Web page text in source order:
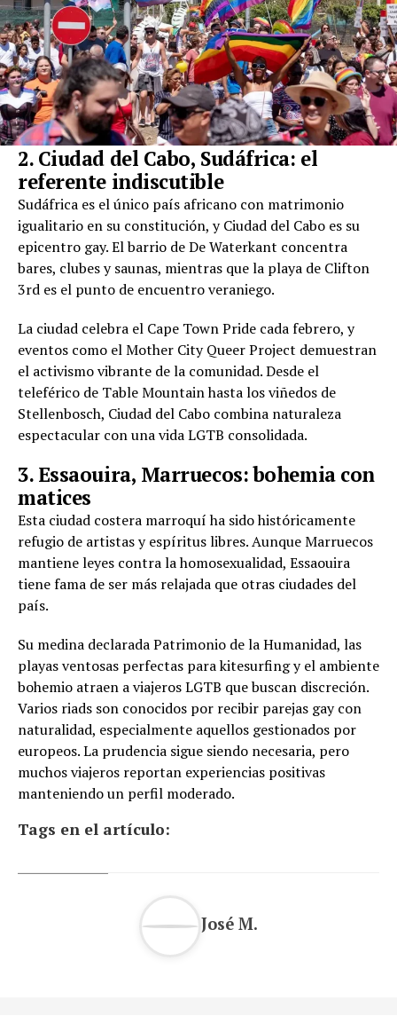
2. Ciudad del Cabo, Sudáfrica: el
referente indiscutible
Sudáfrica es el único país africano con matrimonio
igualitario en su constitución, y Ciudad del Cabo es su
epicentro gay. El barrio de De Waterkant concentra
bares, clubes y saunas, mientras que la playa de Clifton
3rd es el punto de encuentro veraniego.
La ciudad celebra el Cape Town Pride cada febrero, y
eventos como el Mother City Queer Project demuestran
el activismo vibrante de la comunidad. Desde el
teleférico de Table Mountain hasta los viñedos de
Stellenbosch, Ciudad del Cabo combina naturaleza
espectacular con una vida LGTB consolidada.
3. Essaouira, Marruecos: bohemia con
matices
Esta ciudad costera marroquí ha sido históricamente
refugio de artistas y espíritus libres. Aunque Marruecos
mantiene leyes contra la homosexualidad, Essaouira
tiene fama de ser más relajada que otras ciudades del
país.
Su medina declarada Patrimonio de la Humanidad, las
playas ventosas perfectas para kitesurfing y el ambiente
bohemio atraen a viajeros LGTB que buscan discreción.
Varios riads son conocidos por recibir parejas gay con
naturalidad, especialmente aquellos gestionados por
europeos. La prudencia sigue siendo necesaria, pero
muchos viajeros reportan experiencias positivas
manteniendo un perfil moderado.
Tags en el artículo:
José M.